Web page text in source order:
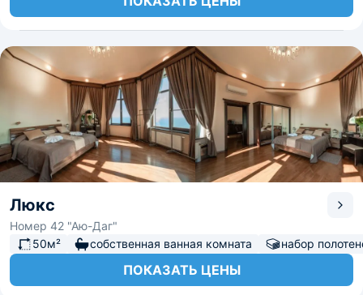
Люкс
Номер 42 "Аю-Даг"
50м²
собственная ванная комната набор
ПОКАЗАТЬ ЦЕНЫ